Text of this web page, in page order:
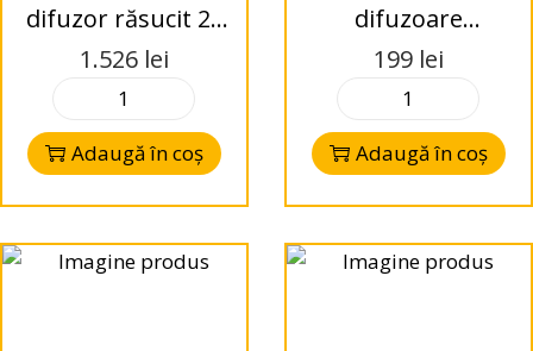
difuzor răsucit 2x
1,5 mm²x100m
Audio System Z-
TSC 1.5GY
1.526 lei
Adaugă în coș
difuzoare
Soundmax SX–
SC18GA, 2 x
1.2mm, 100m,
25% OFC
199 lei
Adaugă în coș